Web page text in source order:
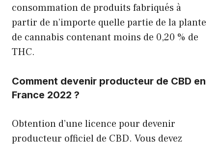
consommation de produits fabriqués à
partir de n’importe quelle partie de la plante
de cannabis contenant moins de 0,20 % de
THC.
Comment devenir producteur de CBD en
France 2022 ?
Obtention d’une licence pour devenir
producteur officiel de CBD. Vous devez